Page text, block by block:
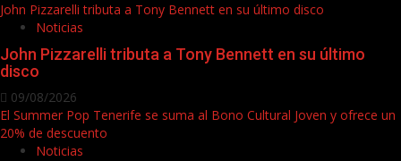
John Pizzarelli tributa a Tony Bennett en su último disco
Noticias
John Pizzarelli tributa a Tony Bennett en su último
disco
09/08/2026
El Summer Pop Tenerife se suma al Bono Cultural Joven y ofrece un
20% de descuento
Noticias